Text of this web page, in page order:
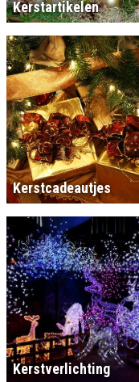
Kerstartikelen
Kerstcadeautjes
Kerstverlichting